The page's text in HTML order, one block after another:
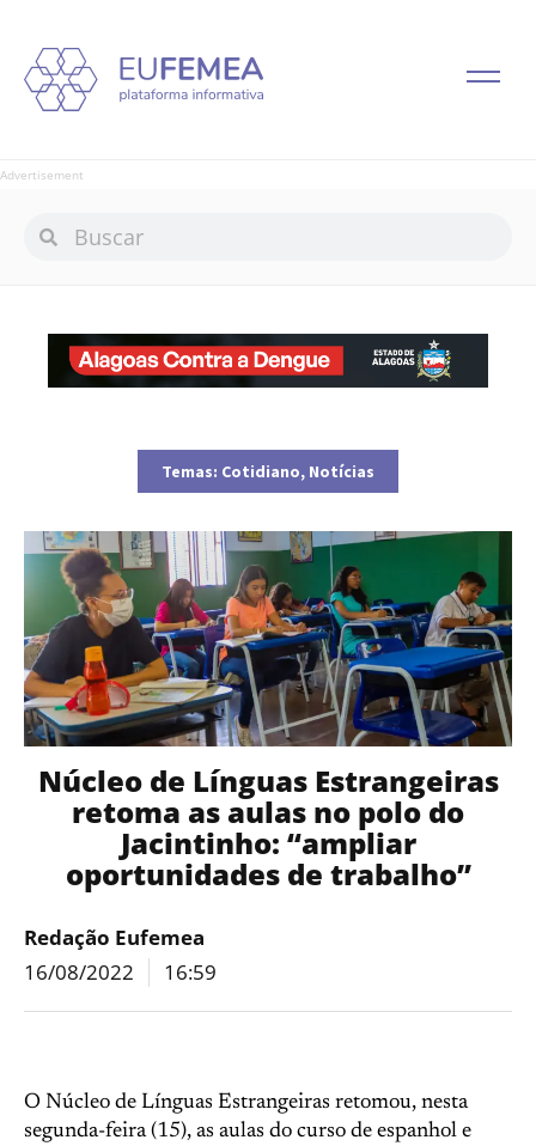
Advertisement
Temas: Cotidiano, Notícias
Núcleo de Línguas Estrangeiras
retoma as aulas no polo do
Jacintinho: “ampliar
oportunidades de trabalho”
Redação Eufemea
16/08/2022
16:59
O Núcleo de Línguas Estrangeiras retomou, nesta
segunda-feira (15), as aulas do curso de espanhol e